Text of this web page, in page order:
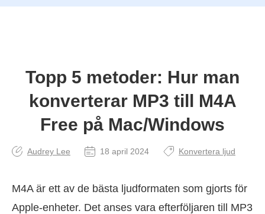
Topp 5 metoder: Hur man
konverterar MP3 till M4A
Free på Mac/Windows
Audrey Lee 18 april 2024 Konvertera ljud
M4A är ett av de bästa ljudformaten som gjorts för
Apple-enheter. Det anses vara efterföljaren till MP3